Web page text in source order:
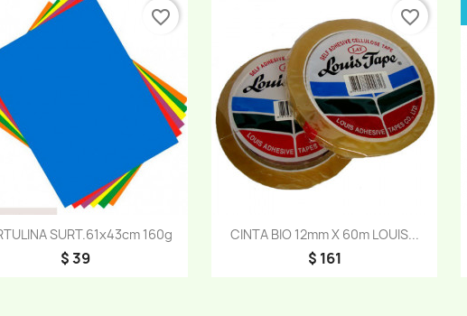
SURT.61x43cm 160g
$ 39
Vista rápida
favorite_border
CINTA BIO 12mm X 60m LOUIS...
$ 161
Vista rápida
favorite_border